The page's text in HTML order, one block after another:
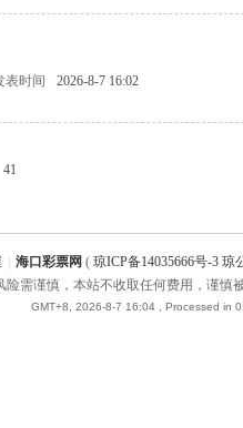
表时间
2026-8-7 16:02
41
海口彩票网 ( 琼ICP备14035666号-3 琼
险需谨慎，本站不收取任何费用，谨慎
GMT+8, 2026-8-7 16:04, Processed in